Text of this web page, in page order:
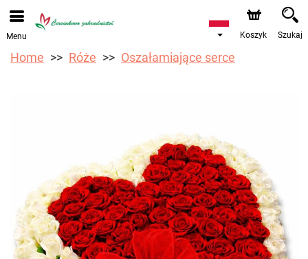
Przyjmujemy zamówienia za pośrednictwem naszego
sklepu internetowego. Najbliższy możliwy termin dostawy
to 12.08.2026 z powodu urlopu.
Menu Koszyk Szukaj
Home Róże Oszałamiające serce